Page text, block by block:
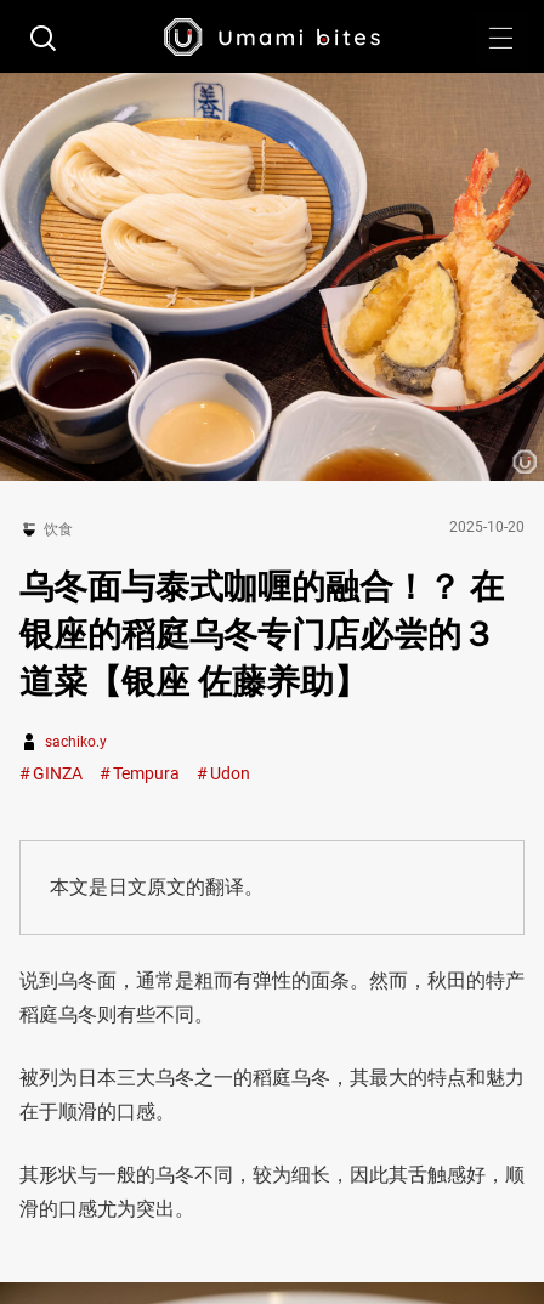
饮食 2025-10-20
乌冬面与泰式咖喱的融合！？ 在
银座的稻庭乌冬专门店必尝的３
道菜【银座 佐藤养助】
sachiko.y
GINZA Tempura Udon
本文是日文原文的翻译。
说到乌冬面，通常是粗而有弹性的面条。然而，秋田的特产
稻庭乌冬则有些不同。
被列为日本三大乌冬之一的稻庭乌冬，其最大的特点和魅力
在于顺滑的口感。
其形状与一般的乌冬不同，较为细长，因此其舌触感好，顺
滑的口感尤为突出。